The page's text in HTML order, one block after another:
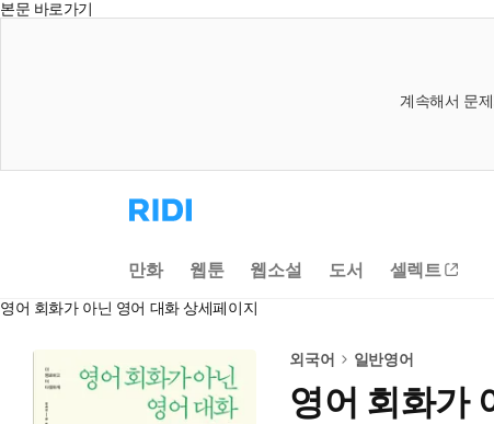
본문 바로가기
계속해서 문
리
디
으
로
동
만화 웹툰 웹소설 도서 셀렉트
영어 회화가 아닌 영어 대화 상세페이지
외국어 일반영어
영어 회화가